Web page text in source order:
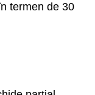
termen de 30